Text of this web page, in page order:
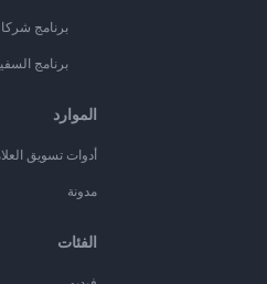
برنامج
برنامج
الموارد
أدوات تسويق
مدونة
الفئات